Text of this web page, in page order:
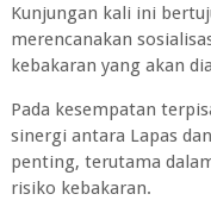
Kunjungan kali ini
merencanakan
kebakaran yang akan
Pada kesempatan
sinergi antara Lapas
penting, terutama
risiko kebakaran.